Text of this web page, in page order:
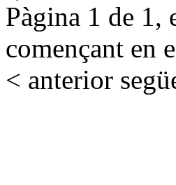
Pàgina 1 de 1,
començant en
< anterior